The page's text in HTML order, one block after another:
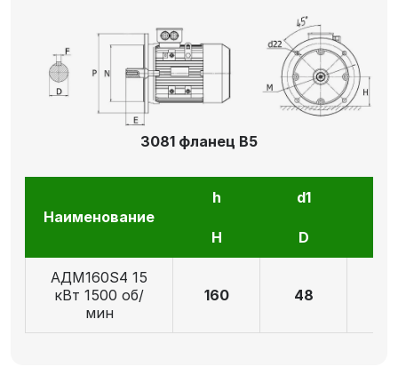
3081 фланец В5
Наименование
h d1
H D
АДМ160S4 15
кВт 1500 об/
мин
160 48